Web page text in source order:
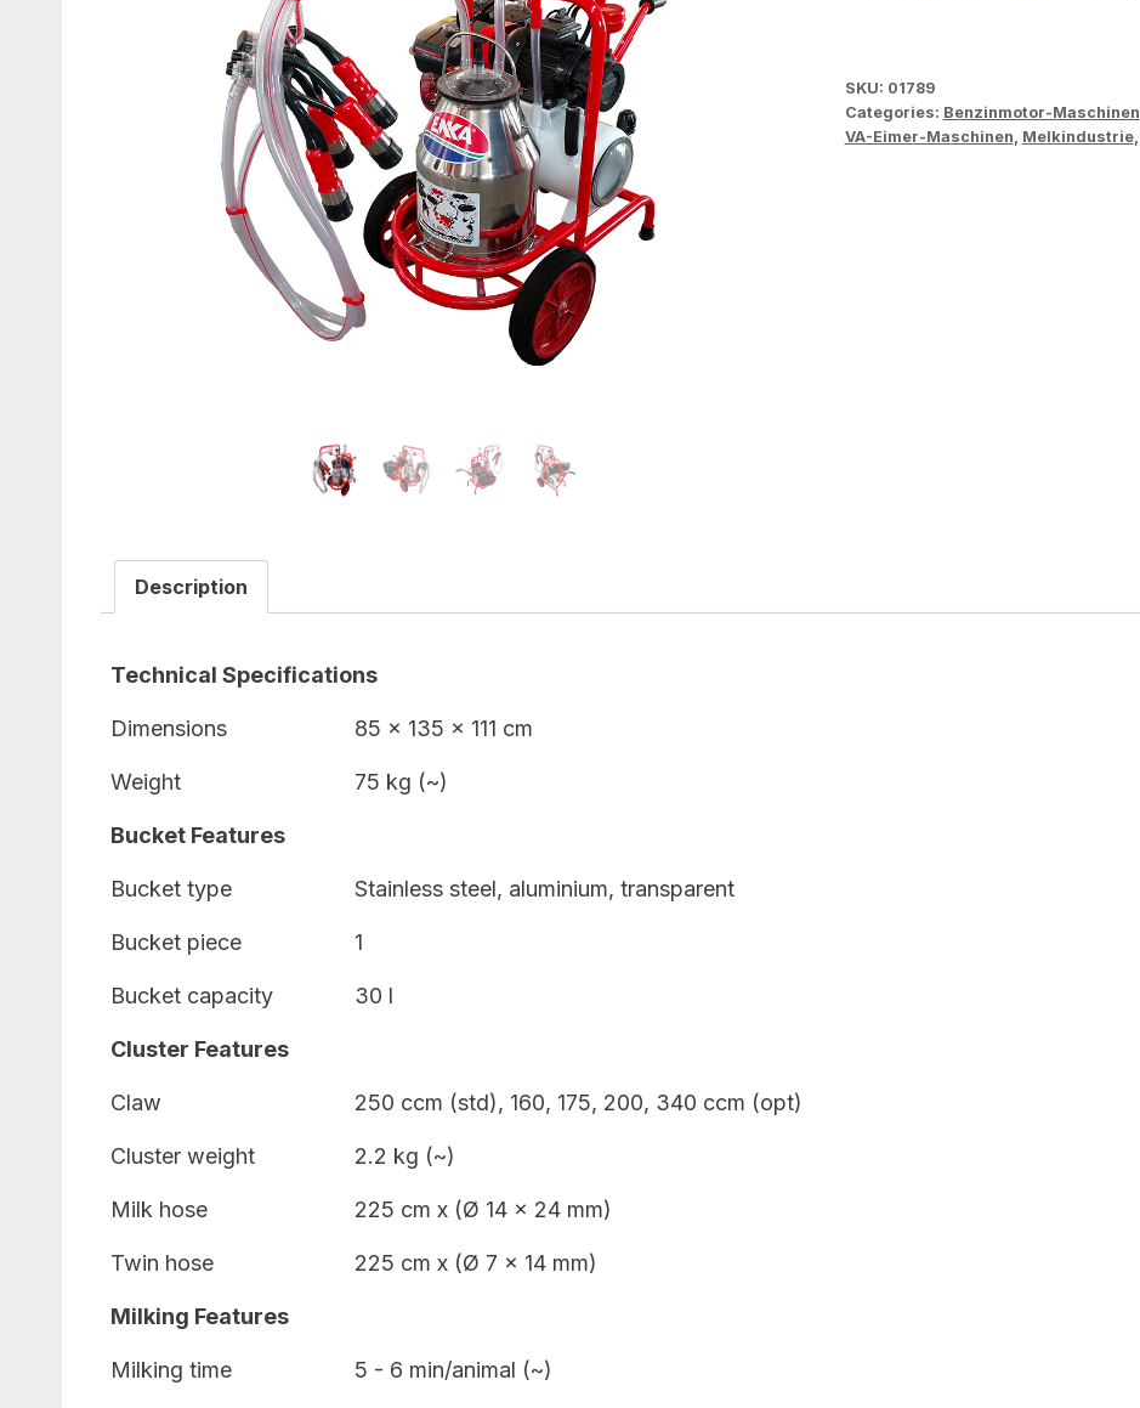
SKU: 01789
Categories: Benzinmotor-Maschinen
VA-Eimer-Maschinen, Melkindustrie,
Description
Technical Specifications
Dimensions 85 x 135 x 111 cm
Weight 75 kg (~)
Bucket Features
Bucket type Stainless steel, aluminium, transparent
Bucket piece 1
Bucket capacity 30 l
Cluster Features
Claw 250 ccm (std), 160, 175, 200, 340 ccm (opt)
Cluster weight 2.2 kg (~)
Milk hose 225 cm x (Ø 14 x 24 mm)
Twin hose 225 cm x (Ø 7 x 14 mm)
Milking Features
Milking time 5 - 6 min/animal (~)